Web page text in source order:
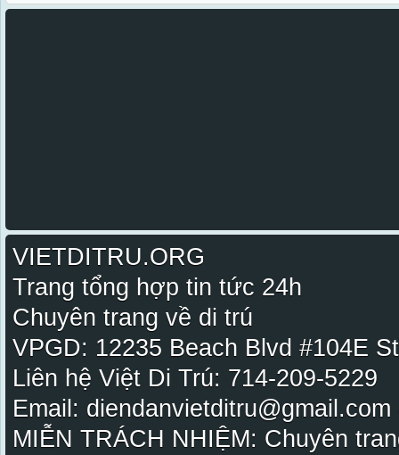
VIETDITRU.ORG
Trang tổng hợp tin tức 24h
Chuyên trang về di trú
VPGD: 12235 Beach Blvd #104E
Liên hệ Việt Di Trú: 714-209-5229
Email:
MIỄN TRÁCH NHIỆM: Chuyên